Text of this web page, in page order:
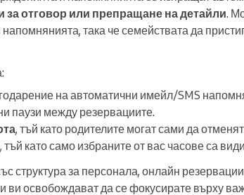
за отговор или препращане на детайли.
така че семействата да
на автоматични имейл/SMS
паузи между резервациите.
, тъй като родителите могат сами да
, тъй като само избраните от вас часове са
структура за персонала, онлайн
освобождават да се фокусирате върху